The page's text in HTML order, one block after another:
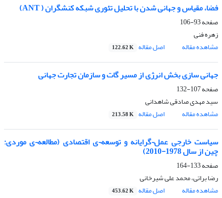
فضا، مقیاس و جهانی شدن با تحلیل تئوری شبکه کنشگران ( ANT)
صفحه93-106
زهره فنی
مشاهده مقاله
اصل مقاله 122.62 K
جهانی سازی بخش انرژی از مسیر گات و سازمان تجارت جهانی
صفحه107-132
سید مهدی صادقی شاهدانی
مشاهده مقاله
اصل مقاله 213.58 K
سیاست خارجی عمل¬گرایانه و توسعه¬ی اقتصادی (مطالعه¬ی موردی:
چین از سال 1978-2010)
صفحه133-164
رضا براتی، محمد علی شیرخانی
مشاهده مقاله
اصل مقاله 453.62 K